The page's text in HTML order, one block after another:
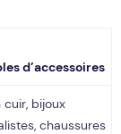
d’accessoires
cuir, bijoux
chaussures